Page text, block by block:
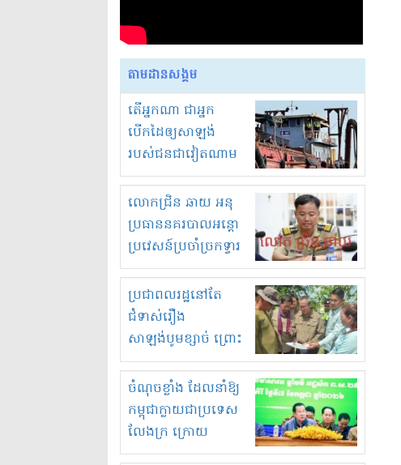
តាមដានសង្គម
តើអ្នកណា ជាអ្នក
បើកដៃឲ្យសាឡង់
របស់ជនជាវៀតណាម
ចូល មកខុស
ច្បាប់លួចបូមខ្សាច់នៅ
ក្នុងប្រទេសកម្ពុជា
លោកជ្រិន ឆាយ អនុ
ប្រធាននគរបាលអន្តោ
ប្រវេសន៍ប្រចាំច្រកទ្វារ
ព្រំដែនភ្នំឌិន និងឈ្មួញ
មួយចំនួនទៀត
កំពង់តែគុបគិតគ្នា
ធ្វើសកម្មភាពរកស៊ីនិង
ស្តុកទំនិញគេចពន្ធ?
ប្រជាពលរដ្ឋនៅតែ
ជំទាស់រឿង
សាឡង់បូមខ្សាច់ ព្រោះ
ខ្លាចបាក់ច្រាំងទៀត!
ចំណុចខ្លាំង ដែលនាំឱ្យ
កម្ពុជាក្លាយជាប្រទេស
លែងក្រ ក្រោយ
ឆ្នាំ២០៣០